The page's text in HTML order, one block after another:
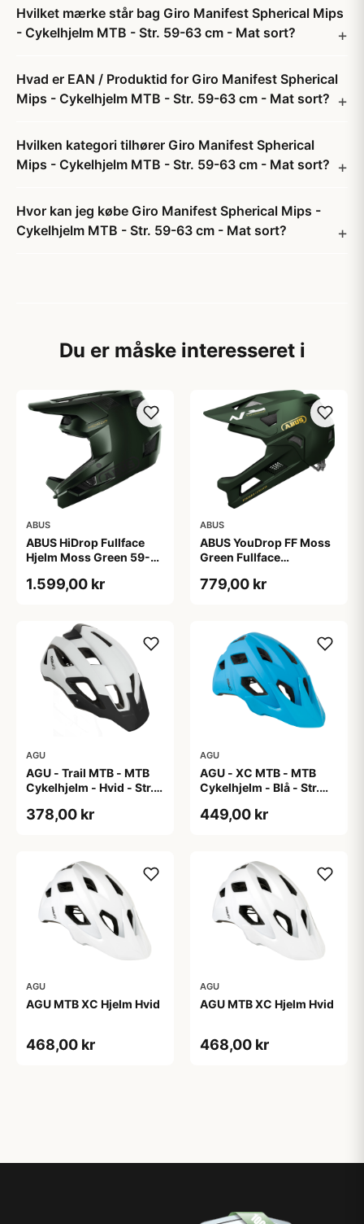
Hvilket mærke står bag Giro Manifest Spherical Mips
- Cykelhjelm MTB - Str. 59-63 cm - Mat sort?
Hvad er EAN / Produktid for Giro Manifest Spherical
Mips - Cykelhjelm MTB - Str. 59-63 cm - Mat sort?
Hvilken kategori tilhører Giro Manifest Spherical
Mips - Cykelhjelm MTB - Str. 59-63 cm - Mat sort?
Hvor kan jeg købe Giro Manifest Spherical Mips -
Cykelhjelm MTB - Str. 59-63 cm - Mat sort?
Du er måske interesseret i
ABUS
ABUS HiDrop Fullface
Hjelm Moss Green 59-
1.599,00 kr
ABUS
ABUS YouDrop FF Moss
Green Fullface
779,00 kr
AGU
AGU - Trail MTB - MTB
Cykelhjelm - Hvid - Str.
378,00 kr
AGU
AGU - XC MTB - MTB
Cykelhjelm - Blå - Str.
449,00 kr
AGU
AGU MTB XC Hjelm Hvid
468,00 kr
AGU
AGU MTB XC Hjelm Hvid
468,00 kr